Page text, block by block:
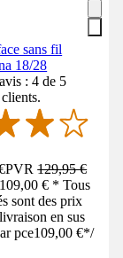
sans fil
18/28
: 4 de 5
PVR129,95 €
€ * Tous
sont des prix
en sus
pce109,00 €*/